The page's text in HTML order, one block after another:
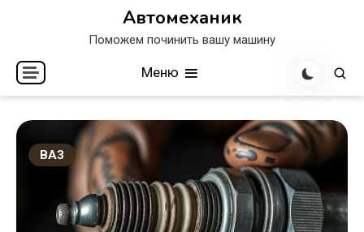
Автомеханик
Поможем починить вашу машину
Меню
ВАЗ